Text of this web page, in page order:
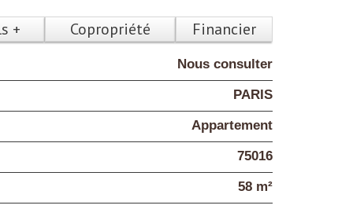
+ Copropriété Financier
Nous consulter
PARIS
Appartement
75016
58 m²